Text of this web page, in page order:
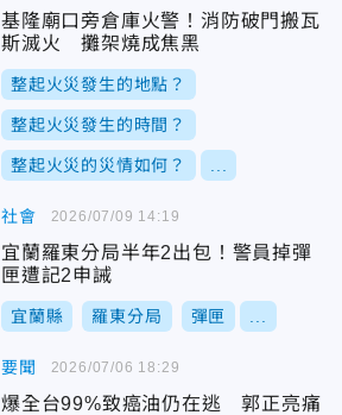
基隆廟口旁倉庫火警！消防破門搬瓦
斯滅火 攤架燒成焦黑
整起火災發生的地點？
整起火災發生的時間？
整起火災的災情如何？
社會
宜蘭羅東分局半年2出包！警員掉彈
匣遭記2申誡
宜蘭縣 羅東分局 彈匣
2026/07/09 14:19
要聞
爆全台99%致癌油仍在逃 郭正亮痛
2026/07/06 18:29